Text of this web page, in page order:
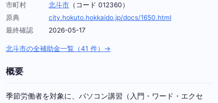
市町村
北斗市 （コード 012360）
原典
city.hokuto.hokkaido.jp/docs/1650.html
最終確認
2026-05-17
北斗市の全補助金一覧（41 件）→
概要
季節労働者を対象に、パソコン講習（入門・ワード・エクセ